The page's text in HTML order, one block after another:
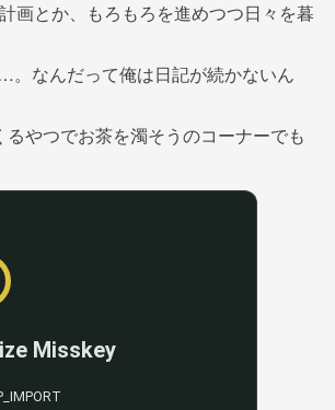
画とか、もろもろを進めつつ日々を暮
なんだって俺は日記が続かないん
やつでお茶を濁そうのコーナーでも